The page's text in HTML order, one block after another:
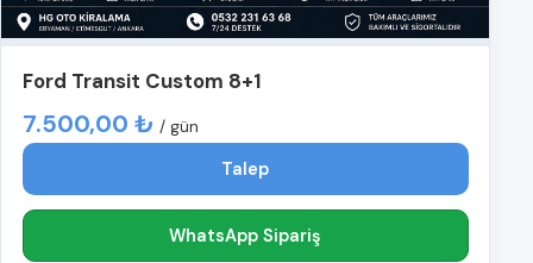
Ford Transit Custom 8+1
7.500,00 ₺ / gün
Talep
WhatsApp Sipariş